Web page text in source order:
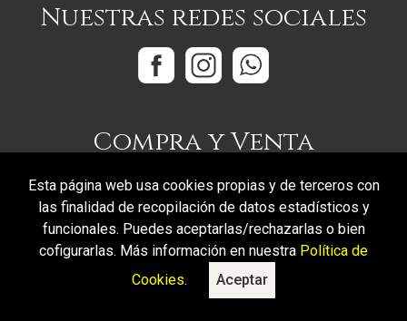
Nuestras redes sociales
Compra y Venta
Vendôme Joyeria es experta en la materia. Nuestra
competencia y seriedad les aseguran primero una
estimación gratuita y real de su joya y seguidamente una
proposición firme que se traducirá en pago inmediato.
Esta página web usa cookies propias y de terceros con
las finalidad de recopilación de datos estadísticos y
funcionales. Puedes aceptarlas/rechazarlas o bien
cofigurarlas. Más información en nuestra Política de
Cookies. Aceptar